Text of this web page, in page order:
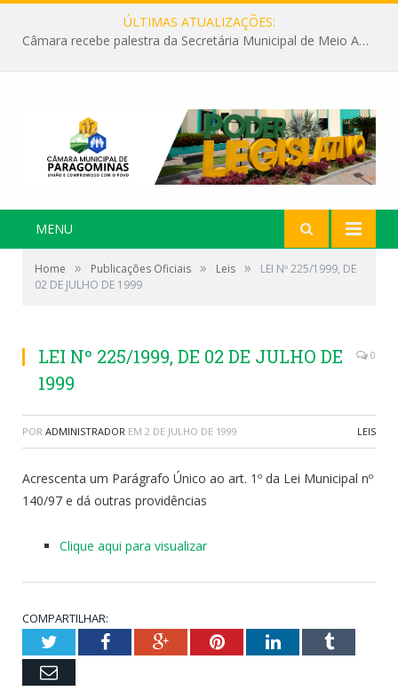
ÚLTIMAS ATUALIZAÇÕES:
Câmara recebe palestra da Secretária Municipal de Meio Ambiente sobre as ações da “SEMANA DO MEIO AMBIENTE”
MENU
Home » Publicações Oficiais » Leis »
LEI Nº 225/1999, DE
02 DE JULHO DE 1999
LEI Nº 225/1999, DE 02 DE JULHO DE
1999
0
POR ADMINISTRADOR EM 2 DE JULHO DE 1999 LEIS
Acrescenta um Parágrafo Único ao art. 1º da Lei Municipal nº
140/97 e dá outras providências
Clique aqui para visualizar
COMPARTILHAR:
TwitterFacebookGoogle+PinterestLinkedInTumblr
Email